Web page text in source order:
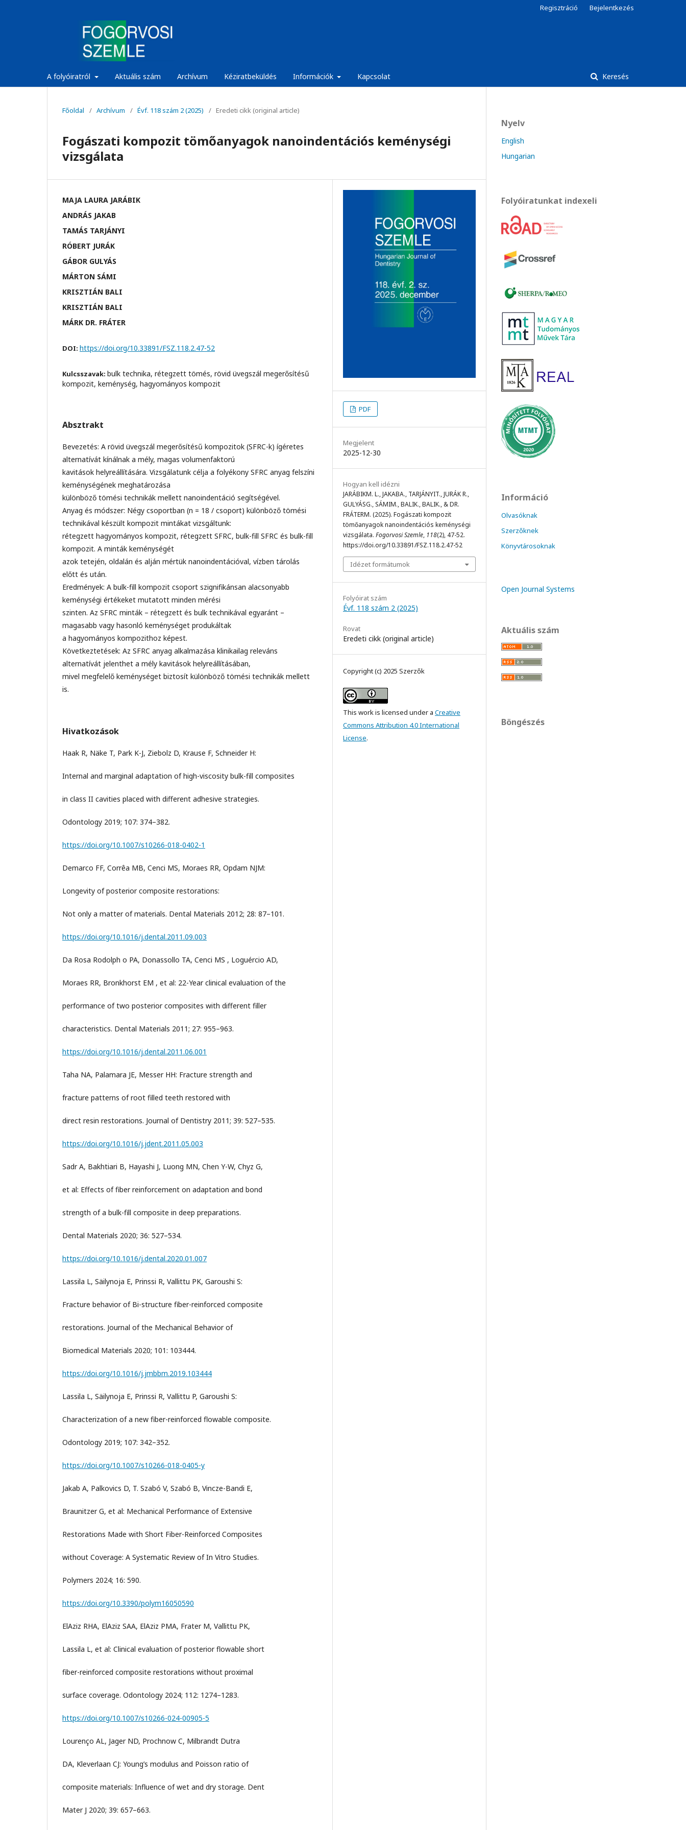
A folyóiratról Aktuális szám Archívum Kéziratbeküldés Információk Kapcsolat Keresés
Regisztráció Bejelentkezés
Főoldal / Archívum / Évf. 118 szám 2 (2025) / Eredeti cikk (original article)
Fogászati kompozit tömőanyagok nanoindentációs keménységi
vizsgálata
MAJA LAURA JARÁBIK
ANDRÁS JAKAB
TAMÁS TARJÁNYI
RÓBERT JURÁK
GÁBOR GULYÁS
MÁRTON SÁMI
KRISZTIÁN BALI
KRISZTIÁN BALI
MÁRK DR. FRÁTER
DOI: https://doi.org/10.33891/FSZ.118.2.47-52
Kulcsszavak: bulk technika, rétegzett tömés, rövid üvegszál megerősítésű
kompozit, keménység, hagyományos kompozit
Absztrakt
Bevezetés: A rövid üvegszál megerősítésű kompozitok (SFRC-k) ígéretes
alternatívát kínálnak a mély, magas volumenfaktorú
kavitások helyreállítására. Vizsgálatunk célja a folyékony SFRC anyag felszíni
keménységének meghatározása
különböző tömési technikák mellett nanoindentáció segítségével.
Anyag és módszer: Négy csoportban (n = 18 / csoport) különböző tömési
technikával készült kompozit mintákat vizsgáltunk:
rétegzett hagyományos kompozit, rétegzett SFRC, bulk-fill SFRC és bulk-fill
kompozit. A minták keménységét
azok tetején, oldalán és alján mértük nanoindentációval, vízben tárolás
előtt és után.
Eredmények: A bulk-fill kompozit csoport szignifikánsan alacsonyabb
keménységi értékeket mutatott minden mérési
szinten. Az SFRC minták – rétegzett és bulk technikával egyaránt –
magasabb vagy hasonló keménységet produkáltak
a hagyományos kompozithoz képest.
Következtetések: Az SFRC anyag alkalmazása klinikailag releváns
alternatívát jelenthet a mély kavitások helyreállításában,
mivel megfelelő keménységet biztosít különböző tömési technikák mellett
is.
Hivatkozások
Haak R, Näke T, Park K-J, Ziebolz D, Krause F, Schneider H:
Internal and marginal adaptation of high-viscosity bulk-fill composites
in class II cavities placed with different adhesive strategies.
Odontology 2019; 107: 374–382.
https://doi.org/10.1007/s10266-018-0402-1
Demarco FF, Corrêa MB, Cenci MS, Moraes RR, Opdam NJM:
Longevity of posterior composite restorations:
Not only a matter of materials. Dental Materials 2012; 28: 87–101.
https://doi.org/10.1016/j.dental.2011.09.003
Da Rosa Rodolph o PA, Donassollo TA, Cenci MS , Loguércio AD,
Moraes RR, Bronkhorst EM , et al: 22-Year clinical evaluation of the
performance of two posterior composites with different filler
characteristics. Dental Materials 2011; 27: 955–963.
https://doi.org/10.1016/j.dental.2011.06.001
Taha NA, Palamara JE, Messer HH: Fracture strength and
fracture patterns of root filled teeth restored with
direct resin restorations. Journal of Dentistry 2011; 39: 527–535.
https://doi.org/10.1016/j.jdent.2011.05.003
Sadr A, Bakhtiari B, Hayashi J, Luong MN, Chen Y-W, Chyz G,
et al: Effects of fiber reinforcement on adaptation and bond
strength of a bulk-fill composite in deep preparations.
Dental Materials 2020; 36: 527–534.
https://doi.org/10.1016/j.dental.2020.01.007
Lassila L, Säilynoja E, Prinssi R, Vallittu PK, Garoushi S:
Fracture behavior of Bi-structure fiber-reinforced composite
restorations. Journal of the Mechanical Behavior of
Biomedical Materials 2020; 101: 103444.
https://doi.org/10.1016/j.jmbbm.2019.103444
Lassila L, Säilynoja E, Prinssi R, Vallittu P, Garoushi S:
Characterization of a new fiber-reinforced flowable composite.
Odontology 2019; 107: 342–352.
https://doi.org/10.1007/s10266-018-0405-y
Jakab A, Palkovics D, T. Szabó V, Szabó B, Vincze-Bandi E,
Braunitzer G, et al: Mechanical Performance of Extensive
Restorations Made with Short Fiber-Reinforced Composites
without Coverage: A Systematic Review of In Vitro Studies.
Polymers 2024; 16: 590.
https://doi.org/10.3390/polym16050590
ElAziz RHA, ElAziz SAA, ElAziz PMA, Frater M, Vallittu PK,
Lassila L, et al: Clinical evaluation of posterior flowable short
fiber-reinforced composite restorations without proximal
surface coverage. Odontology 2024; 112: 1274–1283.
https://doi.org/10.1007/s10266-024-00905-5
Lourenço AL, Jager ND, Prochnow C, Milbrandt Dutra
DA, Kleverlaan CJ: Young’s modulus and Poisson ratio of
composite materials: Influence of wet and dry storage. Dent
Mater J 2020; 39: 657–663.
PDF
Megjelent
2025-12-30
Hogyan kell idézni
JARÁBIKM. L., JAKABA., TARJÁNYIT., JURÁK R.,
GULYÁSG., SÁMIM., BALIK., BALIK., & DR.
FRÁTERM. (2025). Fogászati kompozit
tömőanyagok nanoindentációs keménységi
vizsgálata. Fogorvosi Szemle, 118(2), 47-52.
https://doi.org/10.33891/FSZ.118.2.47-52
Idézet formátumok
Folyóirat szám
Évf. 118 szám 2 (2025)
Rovat
Eredeti cikk (original article)
Copyright (c) 2025 Szerzők
This work is licensed under a Creative
Commons Attribution 4.0 International
License.
Nyelv
English
Hungarian
Folyóiratunkat indexeli
Információ
Olvasóknak
Szerzőknek
Könyvtárosoknak
Open Journal Systems
Aktuális szám
Böngészés